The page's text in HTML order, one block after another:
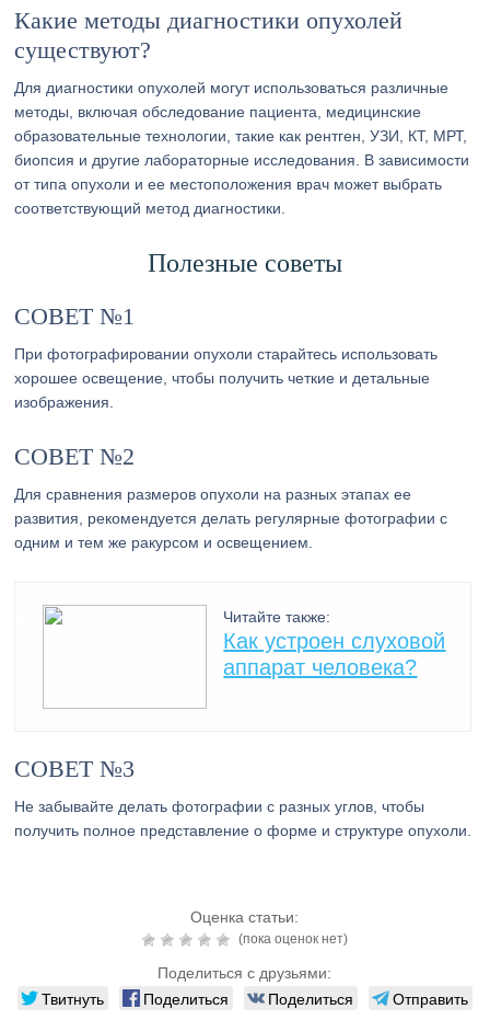
Какие методы диагностики опухолей
существуют?
Для диагностики опухолей могут использоваться различные
методы, включая обследование пациента, медицинские
образовательные технологии, такие как рентген, УЗИ, КТ, МРТ,
биопсия и другие лабораторные исследования. В зависимости
от типа опухоли и ее местоположения врач может выбрать
соответствующий метод диагностики.
Полезные советы
СОВЕТ №1
При фотографировании опухоли старайтесь использовать
хорошее освещение, чтобы получить четкие и детальные
изображения.
СОВЕТ №2
Для сравнения размеров опухоли на разных этапах ее
развития, рекомендуется делать регулярные фотографии с
одним и тем же ракурсом и освещением.
Читайте также:
Как устроен слуховой
аппарат человека?
СОВЕТ №3
Не забывайте делать фотографии с разных углов, чтобы
получить полное представление о форме и структуре опухоли.
Оценка статьи:
(пока оценок нет)
Поделиться с друзьями:
Твитнуть Поделиться Поделиться
Отправить